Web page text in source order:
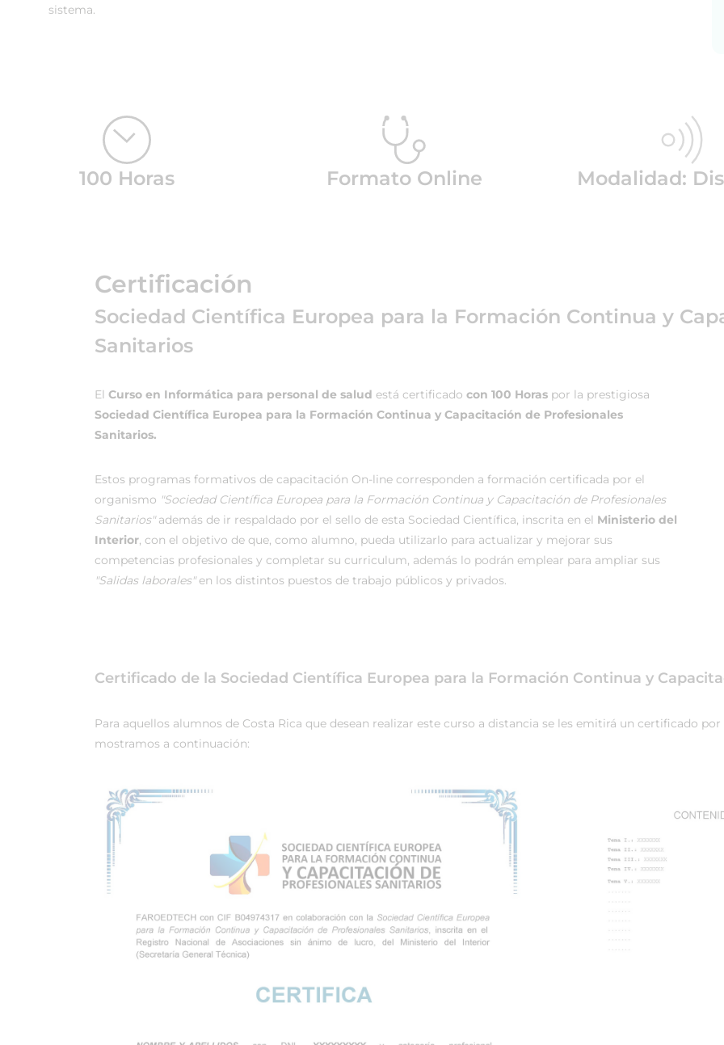
sistema.
100 Horas Formato Online Modalidad:
Certificación
Sociedad Científica Europea para la Formación Continua y
Sanitarios
El Curso en Informática para personal de salud está certificado con 100 Horas por la prestigiosa
Sociedad Científica Europea para la Formación Continua y Capacitación de Profesionales
Sanitarios.
Estos programas formativos de capacitación On-line corresponden a formación certificada por el
organismo "Sociedad Científica Europea para la Formación Continua y Capacitación de Profesionales
Sanitarios"además de ir respaldado por el sello de esta Sociedad Científica, inscrita en el Ministerio del
Interior, con el objetivo de que, como alumno, pueda utilizarlo para actualizar y mejorar sus
competencias profesionales y completar su curriculum, además lo podrán emplear para ampliar sus
"Salidas laborales"en los distintos puestos de trabajo públicos y privados.
Certificado de la Sociedad Científica Europea para la Formación Continua y
Para aquellos alumnos de Costa Rica que desean realizar este curso a distancia se les emitirá un certificado
mostramos a continuación: